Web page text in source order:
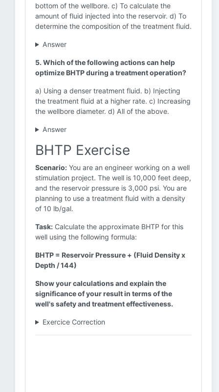
bottom of the wellbore. c) To calculate the
amount of fluid injected into the reservoir. d) To
determine the composition of the treatment fluid.
Answer
5. Which of the following actions can help
optimize BHTP during a treatment operation?
a) Using a denser treatment fluid. b) Injecting
the treatment fluid at a higher rate. c) Increasing
the wellbore diameter. d) All of the above.
Answer
BHTP Exercise
Scenario: You are an engineer working on a well
stimulation project. The well is 10,000 feet deep,
and the reservoir pressure is 3,000 psi. You are
planning to use a treatment fluid with a density
of 10 lb/gal.
Task: Calculate the approximate BHTP for this
well using the following formula:
BHTP = Reservoir Pressure + (Fluid Density x
Depth / 144)
Show your calculations and explain the
significance of your result in terms of the
well's safety and treatment effectiveness.
Exercice Correction